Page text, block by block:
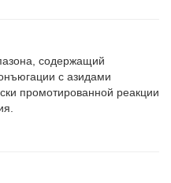
содержащий
с азидами
промотированной реакции